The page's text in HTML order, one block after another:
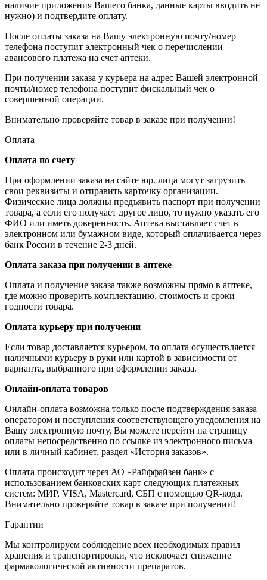
наличие приложения Вашего банка, данные карты вводить не
нужно) и подтвердите оплату.
После оплаты заказа на Вашу электронную почту/номер
телефона поступит электронный чек о перечислении
авансового платежа на счет аптеки.
При получении заказа у курьера на адрес Вашей электронной
почты/номер телефона поступит фискальный чек о
совершенной операции.
Внимательно проверяйте товар в заказе при получении!
Оплата
Оплата по счету
При оформлении заказа на сайте юр. лица могут загрузить
свои реквизиты и отправить карточку организации.
Физические лица должны предъявить паспорт при получении
товара, а если его получает другое лицо, то нужно указать его
ФИО или иметь доверенность. Аптека выставляет счет в
электронном или бумажном виде, который оплачивается через
банк России в течение 2-3 дней.
Оплата заказа при получении в аптеке
Оплата и получение заказа также возможны прямо в аптеке,
где можно проверить комплектацию, стоимость и сроки
годности товара.
Оплата курьеру при получении
Если товар доставляется курьером, то оплата осуществляется
наличными курьеру в руки или картой в зависимости от
варианта, выбранного при оформлении заказа.
Онлайн-оплата товаров
Онлайн-оплата возможна только после подтверждения заказа
оператором и поступления соответствующего уведомления на
Вашу электронную почту. Вы можете перейти на страницу
оплаты непосредственно по ссылке из электронного письма
или в личный кабинет, раздел «История заказов».
Оплата происходит через АО «Райффайзен банк» с
использованием банковских карт следующих платежных
систем: МИР, VISA, Mastercard, СБП с помощью QR-кода.
Внимательно проверяйте товар в заказе при получении!
Гарантии
Мы контролируем соблюдение всех необходимых правил
хранения и транспортировки, что исключает снижение
фармакологической активности препаратов.